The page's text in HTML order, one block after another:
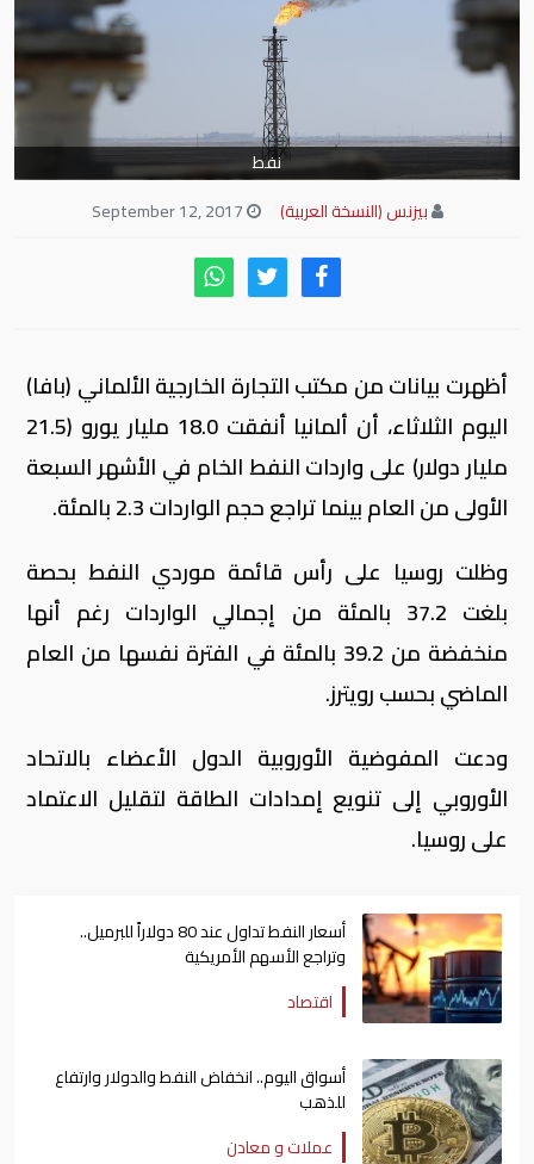
نفط
بيزنس (النسخة العربية)
أظهرت بيانات من مكتب التجارة الخارجية الألماني (بافا)
اليوم الثلاثاء، أن ألمانيا أنفقت 18.0 مليار يورو (21.5
مليار دولار) على واردات النفط الخام في الأشهر السبعة
الأولى من العام بينما تراجع حجم الواردات 2.3 بالمئة.
وظلت روسيا على رأس قائمة موردي النفط بحصة
بلغت 37.2 بالمئة من إجمالي الواردات رغم أنها
منخفضة من 39.2 بالمئة في الفترة نفسها من العام
الماضي بحسب رويترز.
ودعت المفوضية الأوروبية الدول الأعضاء بالاتحاد
الأوروبي إلى تنويع إمدادات الطاقة لتقليل الاعتماد
على روسيا.
أسعار النفط تداول عند 80 دولاراً للبرميل..
وتراجع الأسهم الأمريكية
اقتصاد
أسواق اليوم.. انخفاض النفط والدولار وارتفاع
للذهب
عملات و معادن